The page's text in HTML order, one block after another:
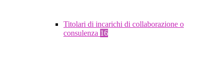
Titolari di incarichi di collaborazione o
consulenza 16